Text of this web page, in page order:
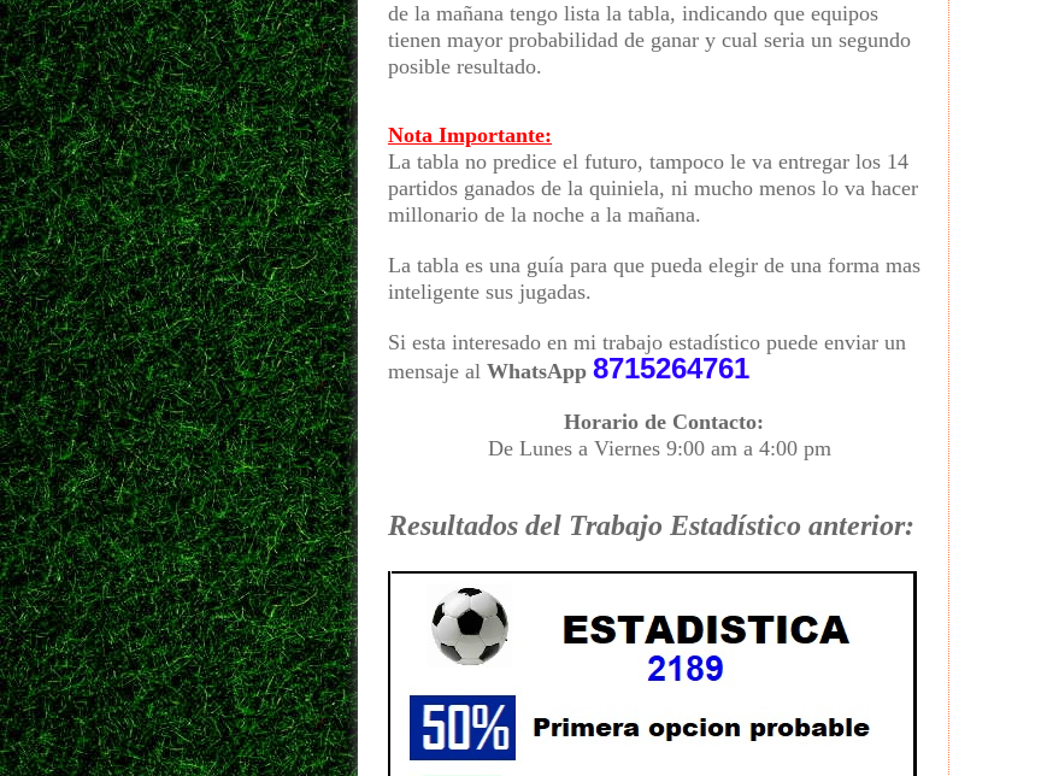
de la mañana tengo lista la tabla, indicando que equipos
tienen mayor probabilidad de ganar y cual seria un segundo
posible resultado.
Nota Importante:
La tabla no predice el futuro, tampoco le va entregar los 14
partidos ganados de la quiniela, ni mucho menos lo va hacer
millonario de la noche a la mañana.
La tabla es una guía para que pueda elegir de una forma mas
inteligente sus jugadas.
Si esta interesado en mi trabajo estadístico puede enviar un
mensaje al WhatsApp 8715264761
Horario de Contacto:
De Lunes a Viernes 9:00 am a 4:00 pm
Resultados del Trabajo Estadístico anterior: